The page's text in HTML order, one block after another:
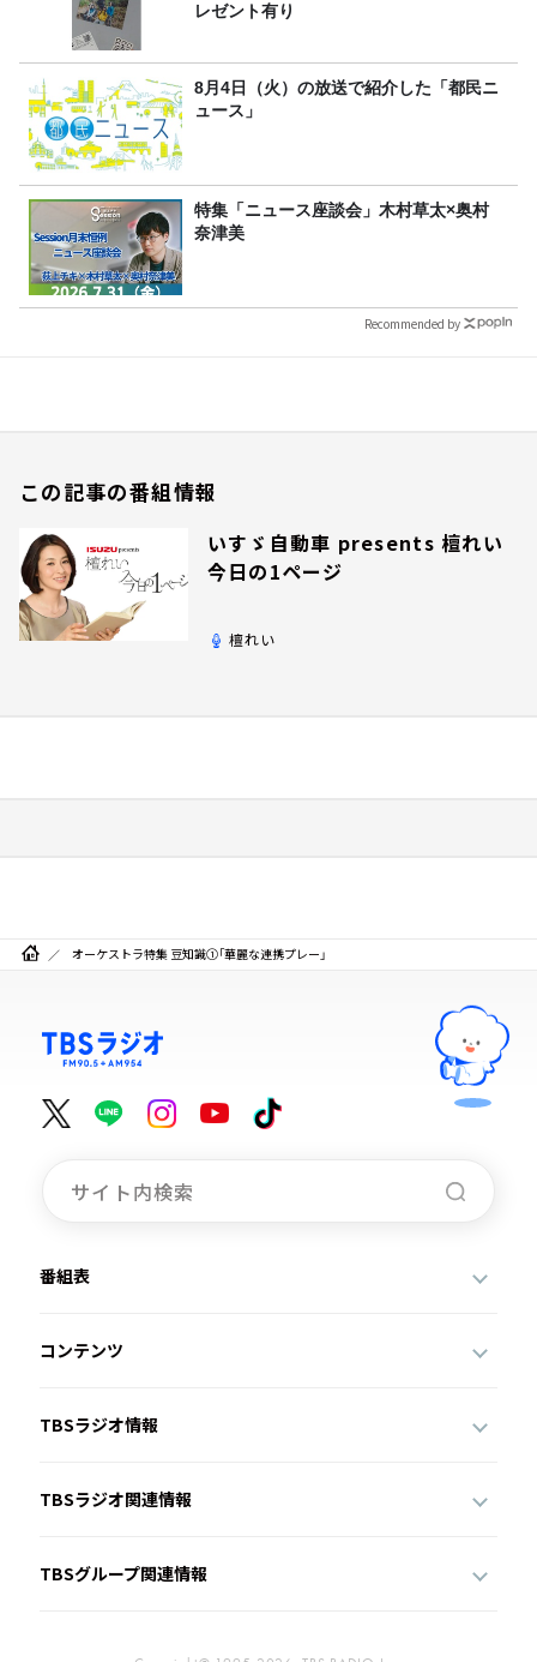
レゼント有り
8月4日（火）の放送で紹介した「都民ニ
ュース」
特集「ニュース座談会」木村草太×奥村
奈津美
Recommended by
この記事の番組情報
いすゞ自動車 presents 檀れい
今日の1ページ
檀れい
オーケストラ特集 豆知識①「華麗な連携プレー」
番組表
コンテンツ
TBSラジオ情報
TBSラジオ関連情報
TBSグループ関連情報